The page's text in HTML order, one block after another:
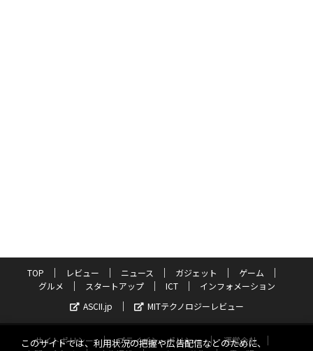
TOP レビュー ニュース ガジェット
ゲーム
グルメ
スタートアップ ICT
インフォメーション
ASCII.jp
MITテクノロジーレビュー
サイトポリシー プライバシーポリシー
運営会社
このサイトでは、利用状況の把握や広告配信などのために、